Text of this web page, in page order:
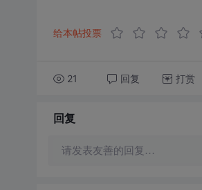
给本帖投票
21 回复 打赏
回复
请发表友善的回复…